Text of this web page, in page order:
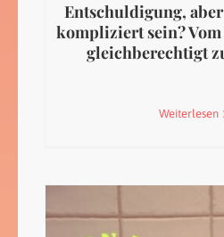
Entschuldigung, aber
kompliziert sein? Vom
gleichberechtigt
Weiterlesen